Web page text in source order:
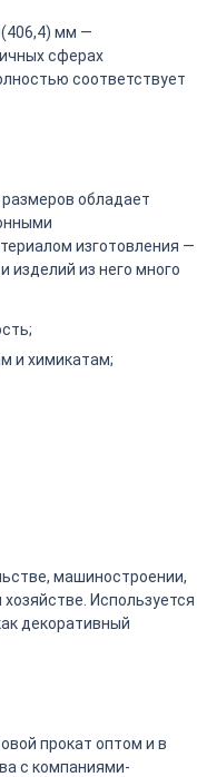
мм —
сферах
соответствует
обладает
изготовления —
изделий из него много
и химикатам;
машиностроении,
Используется
декоративный
прокат оптом и в
с компаниями-